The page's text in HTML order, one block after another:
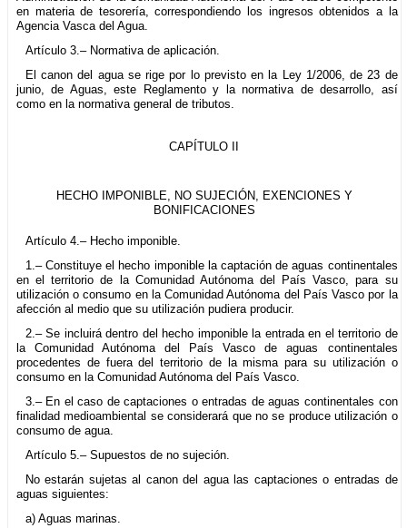
en materia de tesorería, correspondiendo los ingresos obtenidos a la
Agencia Vasca del Agua.
Artículo 3.– Normativa de aplicación.
El canon del agua se rige por lo previsto en la Ley 1/2006, de 23 de
junio, de Aguas, este Reglamento y la normativa de desarrollo, así
como en la normativa general de tributos.
CAPÍTULO II
HECHO IMPONIBLE, NO SUJECIÓN, EXENCIONES Y
BONIFICACIONES
Artículo 4.– Hecho imponible.
1.– Constituye el hecho imponible la captación de aguas continentales
en el territorio de la Comunidad Autónoma del País Vasco, para su
utilización o consumo en la Comunidad Autónoma del País Vasco por la
afección al medio que su utilización pudiera producir.
2.– Se incluirá dentro del hecho imponible la entrada en el territorio de
la Comunidad Autónoma del País Vasco de aguas continentales
procedentes de fuera del territorio de la misma para su utilización o
consumo en la Comunidad Autónoma del País Vasco.
3.– En el caso de captaciones o entradas de aguas continentales con
finalidad medioambiental se considerará que no se produce utilización o
consumo de agua.
Artículo 5.– Supuestos de no sujeción.
No estarán sujetas al canon del agua las captaciones o entradas de
aguas siguientes:
a) Aguas marinas.